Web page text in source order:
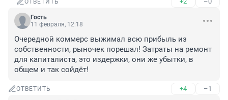
ОТВЕТИТЬ
Гость
11 февраля, 12:18
Очередной коммерс выжимал всю прибыль из
собственности, рыночек порешал! Затраты на ремонт
для капиталиста, это издержки, они же убытки, в
общем и так сойдёт!
ОТВЕТИТЬ +4 –1